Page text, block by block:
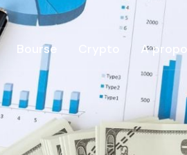
Bourse A propos